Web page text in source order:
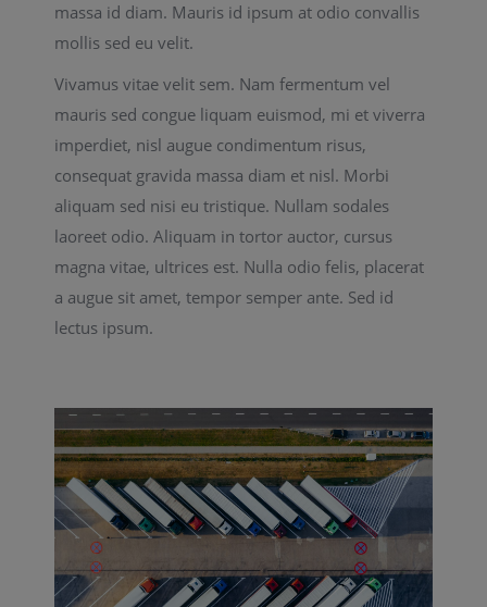
massa id diam. Mauris id ipsum at odio convallis
mollis sed eu velit.
Vivamus vitae velit sem. Nam fermentum vel
mauris sed congue liquam euismod, mi et viverra
imperdiet, nisl augue condimentum risus,
consequat gravida massa diam et nisl. Morbi
aliquam sed nisi eu tristique. Nullam sodales
laoreet odio. Aliquam in tortor auctor, cursus
magna vitae, ultrices est. Nulla odio felis, placerat
a augue sit amet, tempor semper ante. Sed id
lectus ipsum.